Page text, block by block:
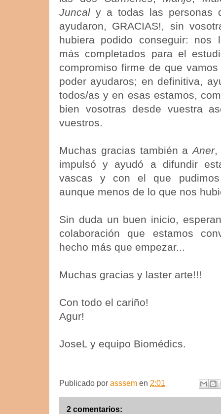
Juncal y a todas las personas
ayudaron, GRACIAS!, sin
hubiera podido conseguir: nos
más completados para el
compromiso firme de que
poder ayudaros; en definitiva,
todos/as y en esas estamos,
bien vosotras desde vuestra
vuestros.
Muchas gracias también aAner,
impulsó y ayudó a difundir
vascas y con el que
aunque menos de lo que nos
Sin duda un buen inicio,
colaboración que estamos
hecho más que empezar...
Muchas gracias y laster arte!!!
Con todo el cariño!
Agur!
JoseL y equipo Biomédics.
Publicado por asssem en 2:01
2 comentarios: